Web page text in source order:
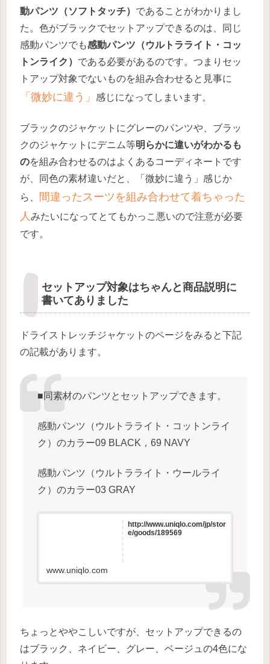
動パンツ（ソフトタッチ） であることがわかりまし
た。色がブラックでセットアップできるのは、同じ
感動パンツでも感動パンツ（ウルトラライト・コッ
トンライク） である必要があるのです。つまりセッ
トアップ対象でないものを組み合わせると見事に
「微妙に違う」 感じになってしまいます。
ブラックのジャケットにグレーのパンツや、ブラッ
クのジャケットにデニム等明らかに違いがわかるも
のを組み合わせるのはよくあるコーディネートです
が、同色の素材違いだと、「微妙に違う」感じか
ら、
間違ったスーツを組み合わせて着ちゃった
人みたいになってとてもかっこ悪いので注意が必要
です。
セットアップ対象はちゃんと商品説明に
書いてありました
ドライストレッチジャケットのページをみると下記
の記載があります。
■同素材のパンツとセットアップできます。
感動パンツ（ウルトラライト・コットンライ
ク）のカラー09 BLACK，69 NAVY
感動パンツ（ウルトラライト・ウールライ
ク）のカラー03 GRAY
http://www.uniqlo.com/jp/stor
e/goods/189569
www.uniqlo.com
ちょっとややこしいですが、セットアップできるの
はブラック、ネイビー、グレー、ベージュの4色にな